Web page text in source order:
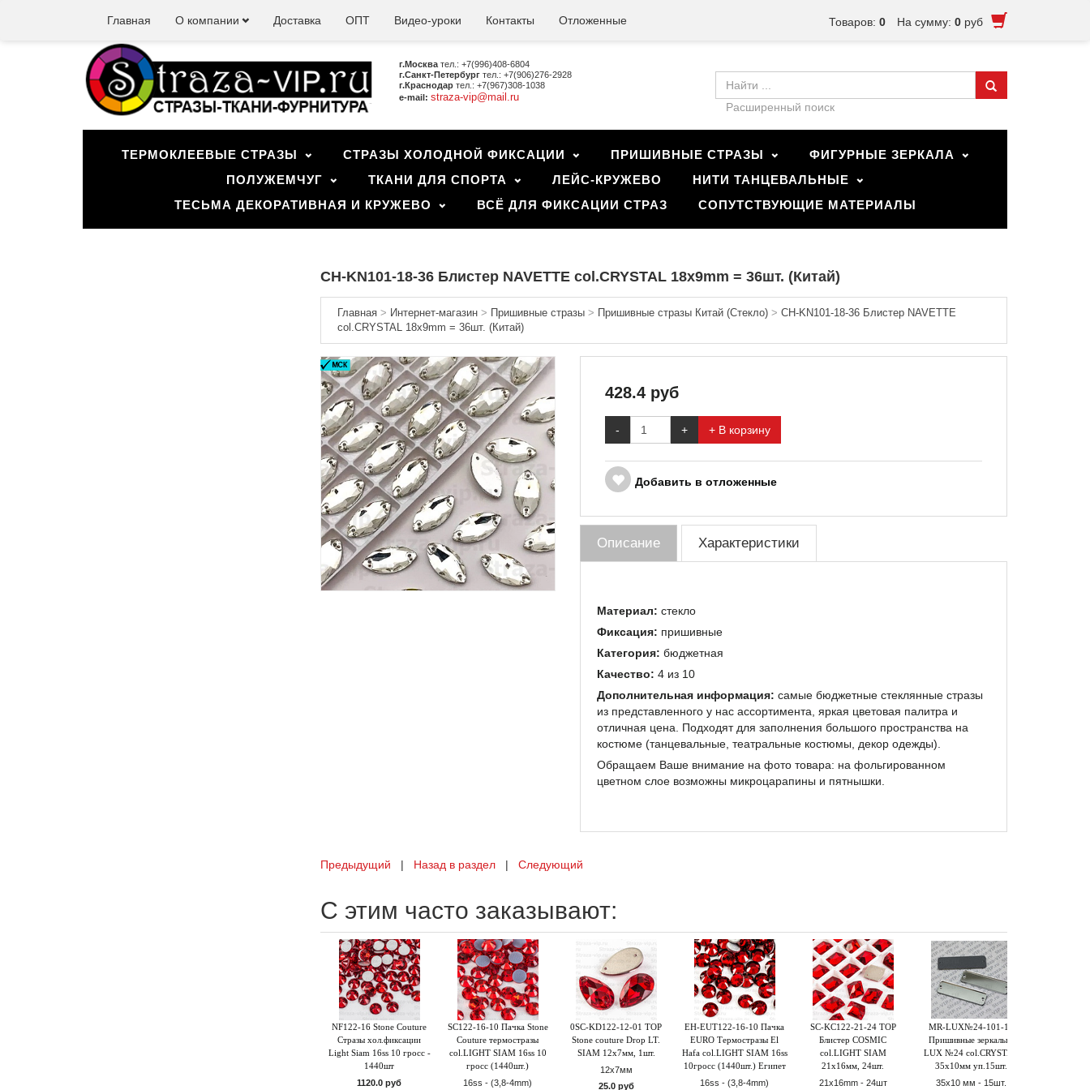
Товаров: 0 На сумму: 0 руб
Главная О компании Доставка ОПТ Видео-уроки Контакты Отложенные
г.Москва тел.: +7(996)408-6804
г.Санкт-Петербург тел.: +7(906)276-2928
г.Краснодар тел.: +7(967)308-1038
e-mail: straza-vip@mail.ru
Расширенный поиск
ТЕРМОКЛЕЕВЫЕ СТРАЗЫ СТРАЗЫ ХОЛОДНОЙ ФИКСАЦИИ ПРИШИВНЫЕ СТРАЗЫ
ФИГУРНЫЕ ЗЕРКАЛА
ПОЛУЖЕМЧУГ
ТКАНИ ДЛЯ СПОРТА ЛЕЙС-КРУЖЕВО
НИТИ ТАНЦЕВАЛЬНЫЕ
ТЕСЬМА ДЕКОРАТИВНАЯ И КРУЖЕВО
ВСЁ ДЛЯ ФИКСАЦИИ СТРАЗ СОПУТСТВУЮЩИЕ МАТЕРИАЛЫ
CH-KN101-18-36 Блистер NAVETTE col.CRYSTAL 18x9mm = 36шт. (Китай)
Главная> Интернет-магазин> Пришивные стразы> Пришивные стразы Китай (Стекло)> CH-KN101-18-36 Блистер NAVETTE
col.CRYSTAL 18x9mm = 36шт. (Китай)
428.4руб
- + + В корзину
Добавить в отложенные
Описание Характеристики
Материал: стекло
Фиксация: пришивные
Категория: бюджетная
Качество: 4 из 10
Дополнительная информация: самые бюджетные стеклянные стразы
из представленного у нас ассортимента, яркая цветовая палитра и
отличная цена. Подходят для заполнения большого пространства на
костюме (танцевальные, театральные костюмы, декор одежды).
Обращаем Ваше внимание на фото товара: на фольгированном
цветном слое возможны микроцарапины и пятнышки.
Предыдущий | Назад в раздел| Следующий
С этим часто заказывают:
NF122-16 Stone Couture
Стразы хол.фиксации
Light Siam 16ss 10 гросс -
1440шт
1120.0 руб
SC122-16-10 Пачка Stone
Couture термостразы
col.LIGHT SIAM 16ss 10
гросс (1440шт.)
16ss - (3,8-4mm)
0SC-KD122-12-01 TOP
Stone couture Drop LT.
SIAM 12x7мм, 1шт.
12х7мм
25.0 руб
EH-EUT122-16-10 Пачка
EURO Термостразы El
Hafa col.LIGHT SIAM 16ss
10гросс (1440шт.) Египет
16ss - (3,8-4mm)
SC-KC122-21-24 TOP
Блистер COSMIC
col.LIGHT SIAM
21x16мм, 24шт.
21x16mm - 24шт
MR-LUX№24-101-15
Пришивные зеркальца
LUX №24 col.CRYSTAL
35х10мм уп.15шт.
35х10 мм - 15шт.